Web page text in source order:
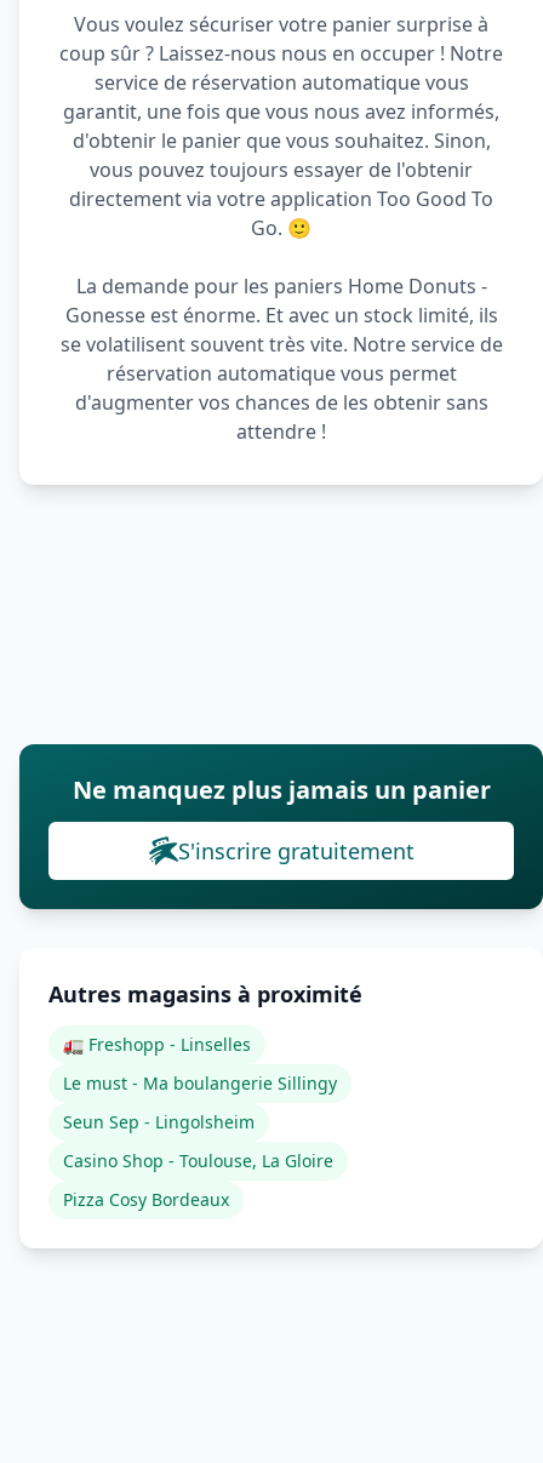
Vous voulez sécuriser votre panier surprise à
coup sûr ? Laissez-nous nous en occuper ! Notre
service de réservation automatique vous
garantit, une fois que vous nous avez informés,
d'obtenir le panier que vous souhaitez. Sinon,
vous pouvez toujours essayer de l'obtenir
directement via votre application Too Good To
Go. 🙂
La demande pour les paniers Home Donuts -
Gonesse est énorme. Et avec un stock limité, ils
se volatilisent souvent très vite. Notre service de
réservation automatique vous permet
d'augmenter vos chances de les obtenir sans
attendre !
Ne manquez plus jamais un panier
S'inscrire gratuitement
Autres magasins à proximité
🚛 Freshopp - Linselles
Le must - Ma boulangerie Sillingy
Seun Sep - Lingolsheim
Casino Shop - Toulouse, La Gloire
Pizza Cosy Bordeaux